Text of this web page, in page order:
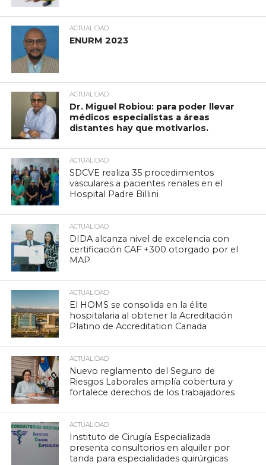
ACTUALIDAD
ENURM 2023
ACTUALIDAD
Dr. Miguel Robiou: para poder llevar
médicos especialistas a áreas
distantes hay que motivarlos.
ACTUALIDAD
SDCVE realiza 35 procedimientos
vasculares a pacientes renales en el
Hospital Padre Billini
ACTUALIDAD
DIDA alcanza nivel de excelencia con
certificación CAF +300 otorgado por el
MAP
ACTUALIDAD
El HOMS se consolida en la élite
hospitalaria al obtener la Acreditación
Platino de Accreditation Canada
ACTUALIDAD
Nuevo reglamento del Seguro de
Riesgos Laborales amplía cobertura y
fortalece derechos de los trabajadores
ACTUALIDAD
Instituto de Cirugía Especializada
presenta consultorios en alquiler por
tanda para especialidades quirúrgicas